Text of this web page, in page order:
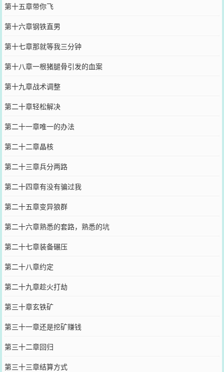
第十五章带你飞
第十六章钢铁直男
第十七章那就等我三分钟
第十八章一根猪腿骨引发的血案
第十九章战术调整
第二十章轻松解决
第二十一章唯一的办法
第二十二章晶核
第二十三章兵分两路
第二十四章有没有骗过我
第二十五章变异狼群
第二十六章熟悉的套路，熟悉的坑
第二十七章装备碾压
第二十八章约定
第二十九章趁火打劫
第三十章玄铁矿
第三十一章还是挖矿赚钱
第三十二章回归
第三十三章结算方式